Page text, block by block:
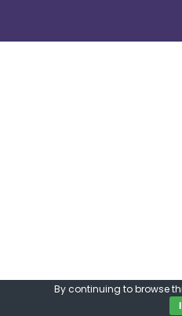
By continuing to browse